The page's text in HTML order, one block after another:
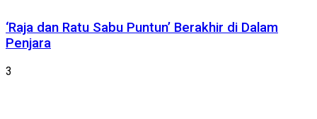
‘Raja dan Ratu Sabu Puntun’ Berakhir di Dalam
Penjara
3